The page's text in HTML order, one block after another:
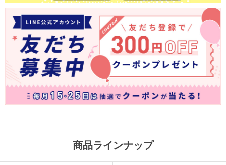
商品ラインナップ